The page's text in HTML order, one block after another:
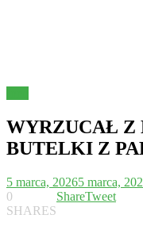
WYRZUCAŁ
BUTELKI Z
5 marca, 20265 marca,
0
SHARES
ShareTweet